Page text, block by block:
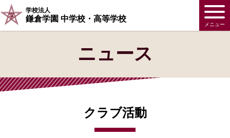
学校法人
鎌倉学園 中学校・高等学校
メニュー
ニュース
クラブ活動